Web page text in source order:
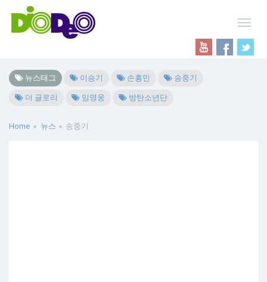
뉴스태그 이승기 손흥민
송중기
더 글로리
임영웅 방탄소년단
Home 뉴스 송중기